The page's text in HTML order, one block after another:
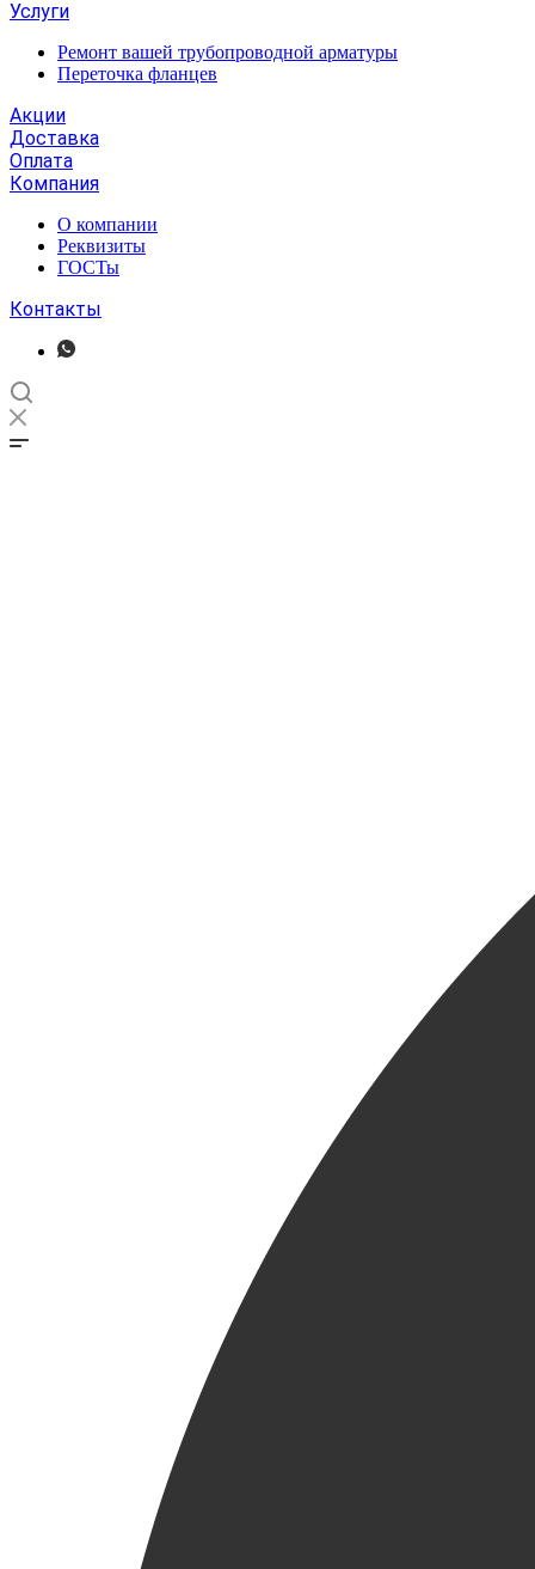
Услуги
Ремонт вашей трубопроводной арматуры
Переточка фланцев
Акции
Доставка
Оплата
Компания
О компании
Реквизиты
ГОСТы
Контакты